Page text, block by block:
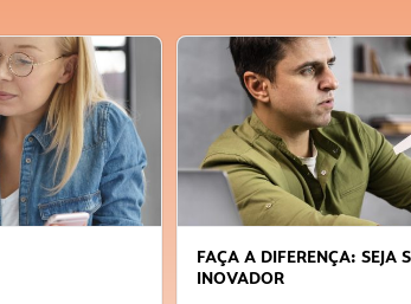
FAÇA A DIFERENÇA: SEJA
INOVADOR